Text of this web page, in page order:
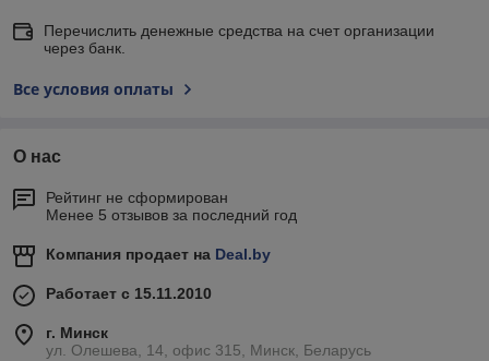
Перечислить денежные средства на счет организации
через банк.
Все условия оплаты
О нас
Рейтинг не сформирован
Менее 5 отзывов за последний год
Компания продает на Deal.by
Работает с 15.11.2010
г. Минск
ул. Олешева, 14, офис 315, Минск, Беларусь